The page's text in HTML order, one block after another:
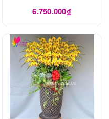
6.750.000₫